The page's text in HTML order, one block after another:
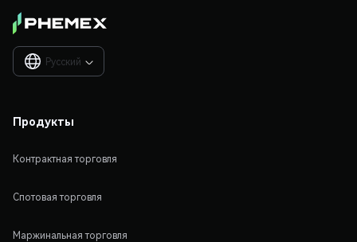
Русский 
Продукты
Контрактная торговля
Спотовая торговля
Маржинальная торговля